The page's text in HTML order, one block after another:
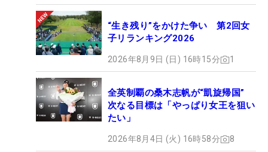
“生き残り”をかけた争い 第2回女
子リランキング2026
2026年8月9日 (日) 16時15分 1
全英制覇の桑木志帆が“凱旋帰国”
次なる目標は「やっぱり女王を狙い
たい」
2026年8月4日 (火) 16時58分 8